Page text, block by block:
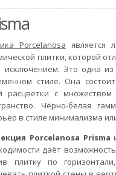
Porcelanosa является
плитки, которой
исключением. Это одна
стиле. Она
расцветки с
Чёрно-белая
в стиле минимализма
Porcelanosa Prisma
даёт
плитку по